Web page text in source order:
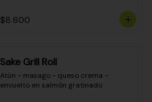
$8.600
Sake Grill Roll
Atún - masago - queso crema -
envuelto en salmón gratinado